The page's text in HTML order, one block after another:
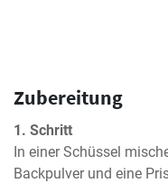
Zubereitung
1. Schritt
In einer Schüssel
Backpulver und eine